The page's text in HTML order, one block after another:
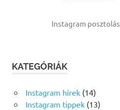
Instagram posztolás
KATEGÓRIÁK
Instagram hírek(14)
Instagram tippek(13)